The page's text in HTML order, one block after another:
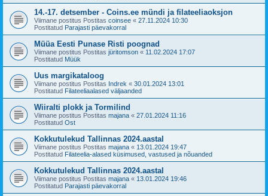
14.-17. detsember - Coins.ee mündi ja filateeliaoksjon
Viimane postitus Postitas coinsee « 27.11.2024 10:30
Postitatud Parajasti päevakorral
Müüa Eesti Punase Risti poognad
Viimane postitus Postitas jüritomson « 11.02.2024 17:07
Postitatud Müük
Uus margikataloog
Viimane postitus Postitas Indrek « 30.01.2024 13:01
Postitatud Filateeliaalased väljaanded
Wiiralti plokk ja Tormilind
Viimane postitus Postitas majana « 27.01.2024 11:16
Postitatud Ost
Kokkutulekud Tallinnas 2024.aastal
Viimane postitus Postitas majana « 13.01.2024 19:47
Postitatud Filateelia-alased küsimused, vastused ja nõuanded
Kokkutulekud Tallinnas 2024.aastal
Viimane postitus Postitas majana « 13.01.2024 19:46
Postitatud Parajasti päevakorral